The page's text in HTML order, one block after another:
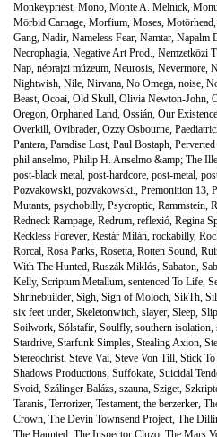
Monkeypriest, Mono, Monte A. Melnick,
Mörbid Carnage, Morfium, Moses, Motörhead,
Gang, Nadir, Nameless Fear, Namtar, Napalm
Necrophagia, Negative Art Prod., Nemzetközi
Nap, néprajzi múzeum, Neurosis, Nevermore,
Nightwish, Nile, Nirvana, No Omega, noise,
Beast, Ocoai, Old Skull, Olivia Newton-John,
Oregon, Orphaned Land, Ossián, Our
Overkill, Ovibrader, Ozzy Osbourne,
Pantera, Paradise Lost, Paul Bostaph,
phil anselmo, Philip H. Anselmo &amp; The
post-black metal, post-hardcore, post-metal,
Pozvakowski, pozvakowski., Premonition 13,
Mutants, psychobilly, Psycroptic, Rammstein,
Redneck Rampage, Redrum, reflexió, Regina
Reckless Forever, Restár Milán, rockabilly,
Rorcal, Rosa Parks, Rosetta, Rotten Sound,
With The Hunted, Ruszák Miklós, Sabaton,
Kelly, Scriptum Metallum, sentenced To Life,
Shrinebuilder, Sigh, Sign of Moloch, SikTh,
six feet under, Skeletonwitch, slayer, Sleep,
Soilwork, Sólstafir, Soulfly, southern isolation,
Stardrive, Starfunk Simples, Stealing Axion,
Stereochrist, Steve Vai, Steve Von Till, Stick
Shadows Productions, Suffokate, Suicidal
Svoid, Szálinger Balázs, szauna, Sziget,
Taranis, Terrorizer, Testament, the berzerker,
Crown, The Devin Townsend Project, The